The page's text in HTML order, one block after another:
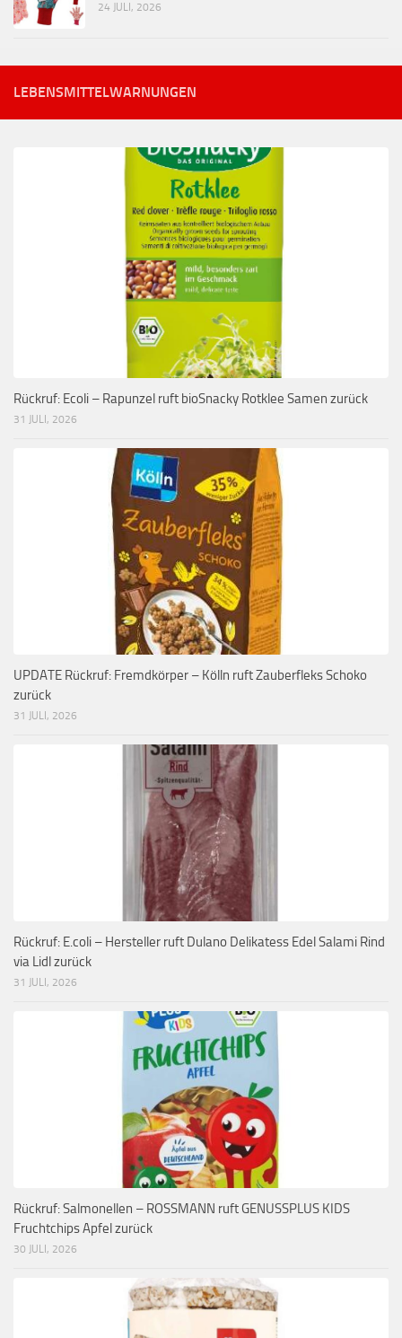
24 JULI, 2026
LEBENSMITTELWARNUNGEN
Rückruf: Ecoli – Rapunzel ruft bioSnacky Rotklee Samen zurück
31 JULI, 2026
UPDATE Rückruf: Fremdkörper – Kölln ruft Zauberfleks Schoko
zurück
31 JULI, 2026
Rückruf: E.coli – Hersteller ruft Dulano Delikatess Edel Salami Rind
via Lidl zurück
31 JULI, 2026
Rückruf: Salmonellen – ROSSMANN ruft GENUSSPLUS KIDS
Fruchtchips Apfel zurück
30 JULI, 2026